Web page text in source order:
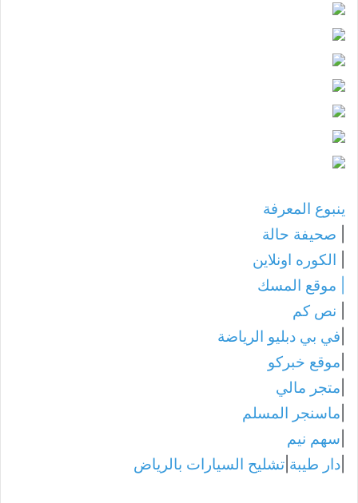
ينبوع المعرفة
صحيفة حالة
الكوره اونلاين
موقع المسك
نص كم
في بي دبليو الرياضة
موقع خبركو
متجر مالي
ماسنجر المسلم
سهم نيم
دار طيبة تشليح السيارات بالرياض